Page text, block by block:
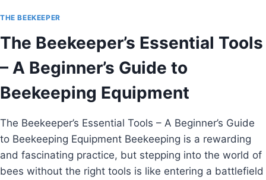
BEEKEEPING
INDIA
2025
|
STEP-
BY-
STEP
TO
HONEY
BUSINESS
THE BEEKEEPER
The Beekeeper’s Essential Tools
– A Beginner’s Guide to
Beekeeping Equipment
The Beekeeper’s Essential Tools – A Beginner’s Guide
to Beekeeping Equipment Beekeeping is a rewarding
and fascinating practice, but stepping into the world of
bees without the right tools is like entering a battlefield